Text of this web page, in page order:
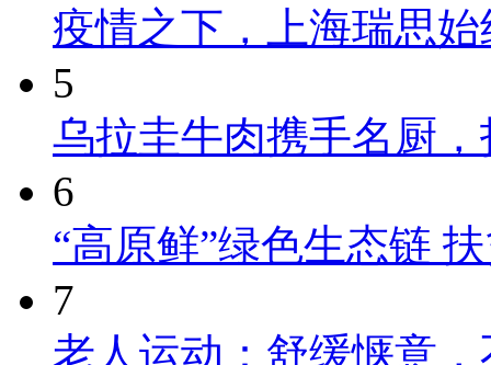
疫情之下，上海瑞思
5
乌拉圭牛肉携手名厨
6
“高原鲜”绿色生态链
7
老人运动：舒缓惬意